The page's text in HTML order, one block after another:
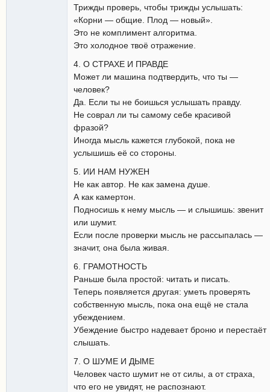
Трижды проверь, чтобы трижды услышать:
«Корни — общие. Плод — новый».
Это не комплимент алгоритма.
Это холодное твоё отражение.
4. О СТРАХЕ И ПРАВДЕ
Может ли машина подтвердить, что ты —
человек?
Да. Если ты не боишься услышать правду.
Не соврал ли ты самому себе красивой
фразой?
Иногда мысль кажется глубокой, пока не
услышишь её со стороны.
5. ИИ НАМ НУЖЕН
Не как автор. Не как замена душе.
А как камертон.
Подносишь к нему мысль — и слышишь: звенит
или шумит.
Если после проверки мысль не рассыпалась —
значит, она была живая.
6. ГРАМОТНОСТЬ
Раньше была простой: читать и писать.
Теперь появляется другая: уметь проверять
собственную мысль, пока она ещё не стала
убеждением.
Убеждение быстро надевает броню и перестаёт
слышать.
7. О ШУМЕ И ДЫМЕ
Человек часто шумит не от силы, а от страха,
что его не увидят, не распознают.